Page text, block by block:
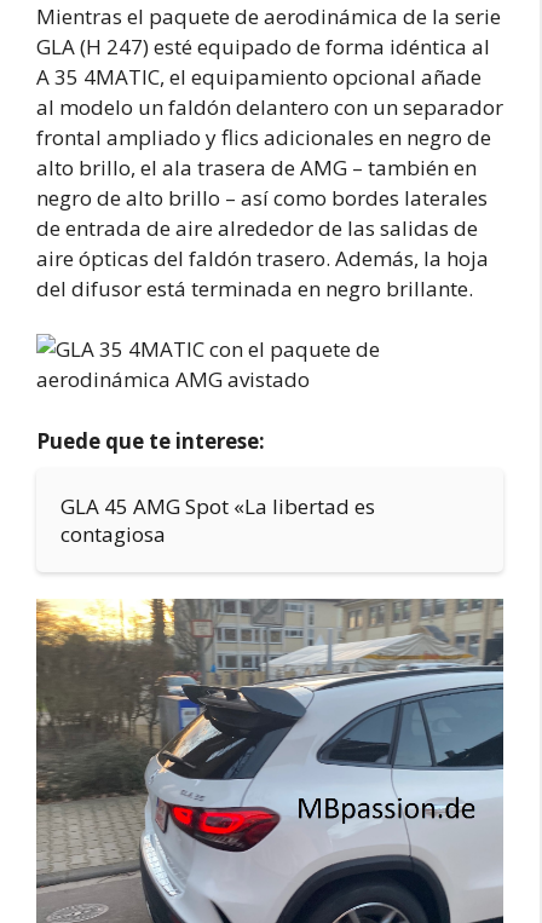
Mientras el paquete de aerodinámica de la serie
GLA (H 247) esté equipado de forma idéntica al
A 35 4MATIC, el equipamiento opcional añade
al modelo un faldón delantero con un separador
frontal ampliado y flics adicionales en negro de
alto brillo, el ala trasera de AMG – también en
negro de alto brillo – así como bordes laterales
de entrada de aire alrededor de las salidas de
aire ópticas del faldón trasero. Además, la hoja
del difusor está terminada en negro brillante.
Puede que te interese:
GLA 45 AMG Spot «La libertad es
contagiosa